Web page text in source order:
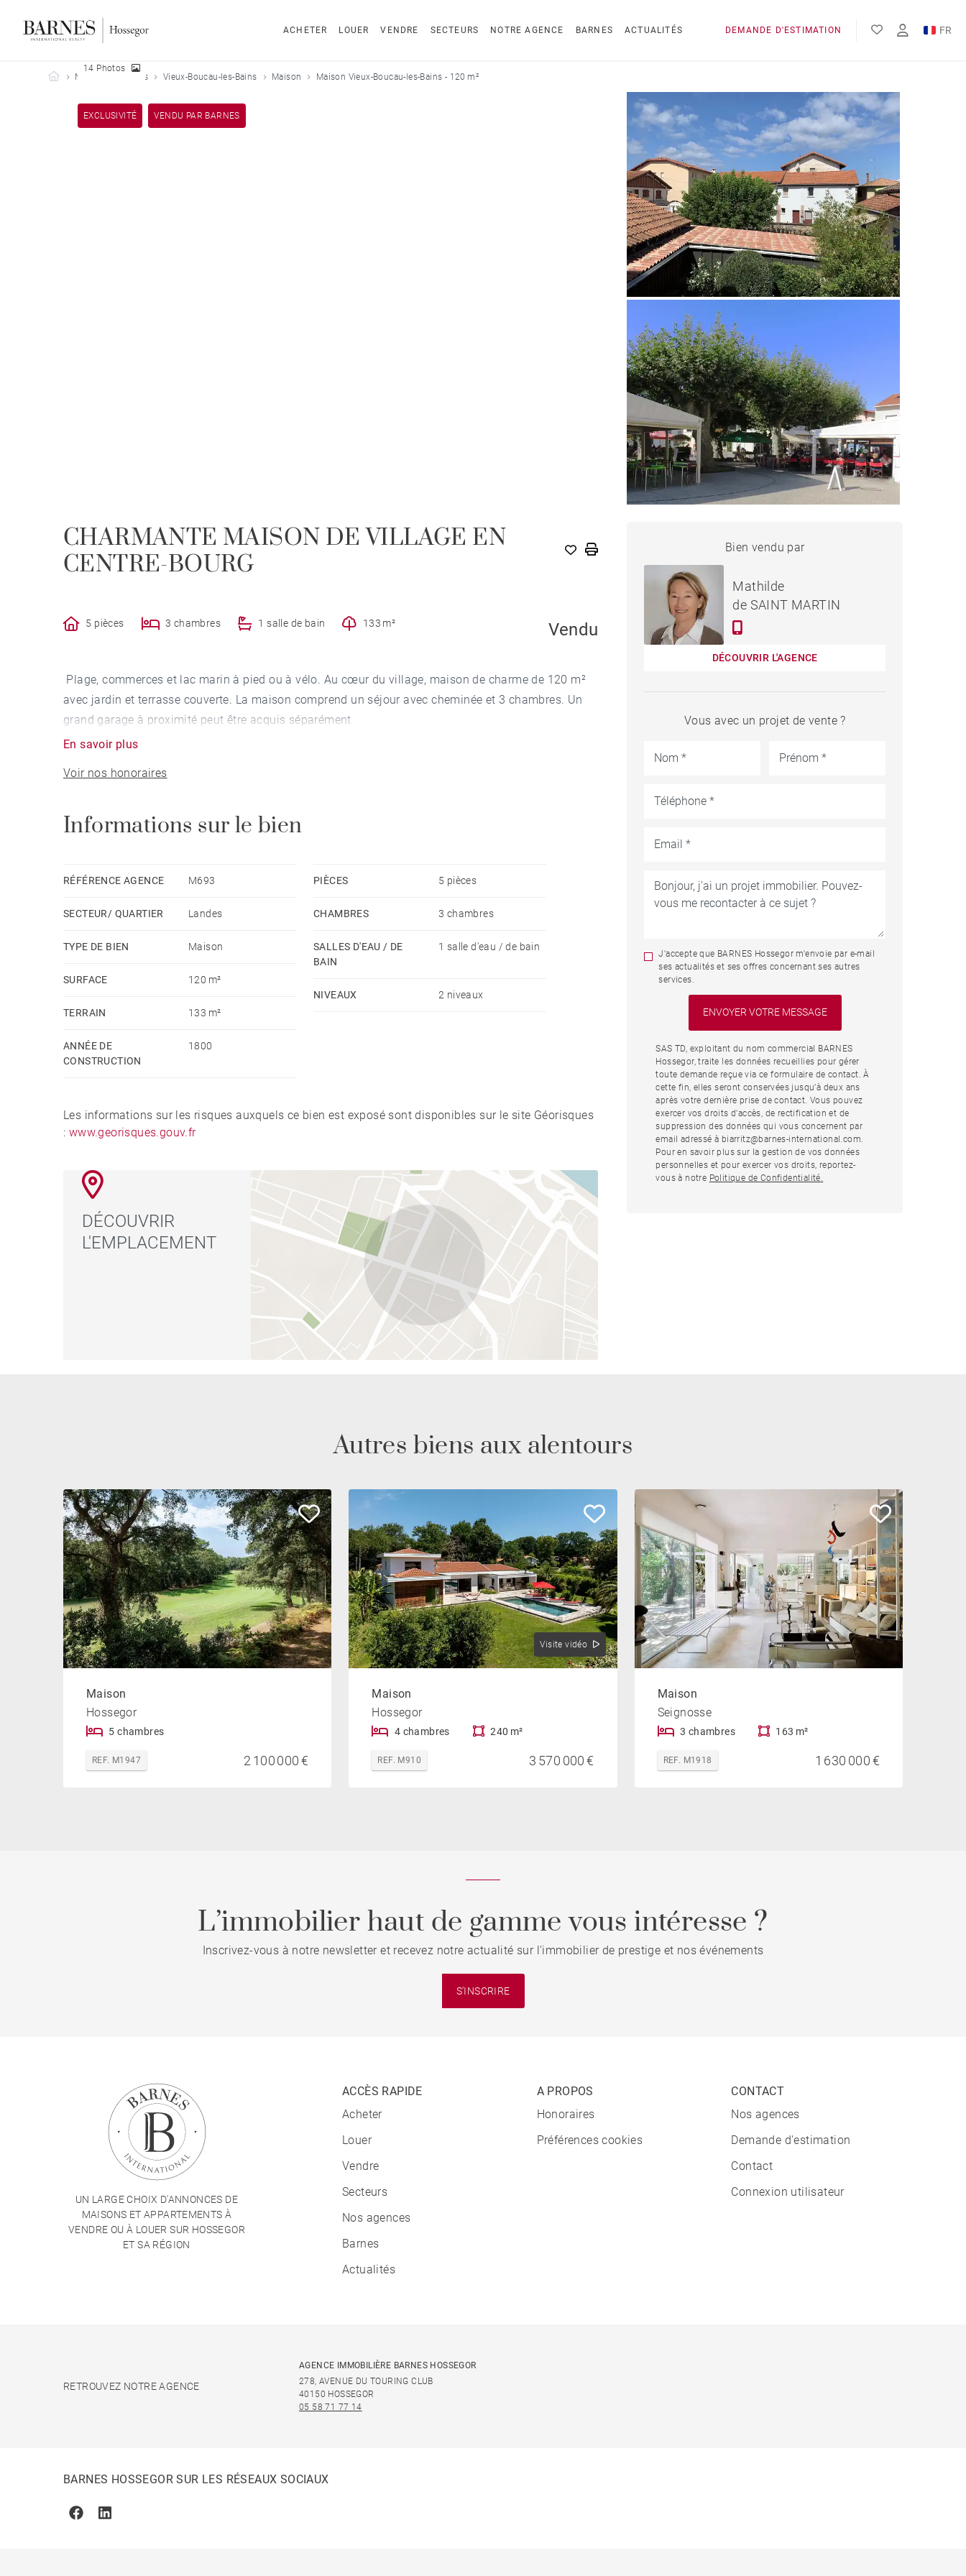
ACHETER LOUER VENDRE SECTEURS NOTRE AGENCE BARNES ACTUALITÉS DEMANDE D'ESTIMATION FR
EN
Barnes Hossegor
Nos biens vendus Vieux-Boucau-les-Bains Maison Maison Vieux-Boucau-les-Bains - 120 m²
EXCLUSIVITÉ VENDU PAR BARNES
14 Photos
CHARMANTE MAISON DE VILLAGE EN
CENTRE-BOURG
5 pièces 3 chambres 1 salle de bain 133 m² Vendu
Plage, commerces et lac marin à pied ou à vélo. Au cœur du village, maison de charme de 120 m²
avec jardin et terrasse couverte. La maison comprend un séjour avec cheminée et 3 chambres. Un
grand garage à proximité peut être acquis séparément
En savoir plus
Voir nos honoraires
Informations sur le bien
RÉFÉRENCE AGENCE M693
SECTEUR/ QUARTIER Landes
TYPE DE BIEN Maison
SURFACE 120 m²
TERRAIN 133 m²
ANNÉE DE
CONSTRUCTION
1800
PIÈCES 5 pièces
CHAMBRES 3 chambres
SALLES D'EAU / DE
BAIN
1 salle d'eau / de bain
NIVEAUX 2 niveaux
Les informations sur les risques auxquels ce bien est exposé sont disponibles sur le site Géorisques
: www.georisques.gouv.fr
DÉCOUVRIR
L'EMPLACEMENT
MAISON VIEUX-BOUCAU-
LES-BAINS - 120 M²
Bien vendu par
Mathilde
de SAINT MARTIN
DÉCOUVRIR L'AGENCE
Vous avec un projet de vente ?
J'accepte que BARNES Hossegor m'envoie par e-mail
ses actualités et ses offres concernant ses autres
services.
SAS TD, exploitant du nom commercial BARNES
Hossegor, traite les données recueillies pour gérer
toute demande reçue via ce formulaire de contact. À
cette fin, elles seront conservées jusqu’à deux ans
après votre dernière prise de contact. Vous pouvez
exercer vos droits d'accès, de rectification et de
suppression des données qui vous concernent par
email adressé à biarritz@barnes-international.com.
Pour en savoir plus sur la gestion de vos données
personnelles et pour exercer vos droits, reportez-
vous à notre Politique de Confidentialité.
Autres biens aux alentours
Maison
Hossegor
5 chambres
REF. M1947 2 100 000 €
Visite vidéo
Maison
Hossegor
4 chambres 240 m²
REF. M910 3 570 000 €
Maison
Seignosse
3 chambres 163 m²
REF. M1918 1 630 000 €
L’immobilier haut de gamme vous intéresse ?
Inscrivez-vous à notre newsletter et recevez notre actualité sur l'immobilier de prestige et nos événements
S'INSCRIRE
UN LARGE CHOIX D'ANNONCES DE
MAISONS ET APPARTEMENTS À
VENDRE OU À LOUER SUR HOSSEGOR
ET SA RÉGION
ACCÈS RAPIDE
Acheter
Louer
Vendre
Secteurs
Nos agences
Barnes
Actualités
A PROPOS
Honoraires
Préférences cookies
CONTACT
Nos agences
Demande d'estimation
Contact
Connexion utilisateur
RETROUVEZ NOTRE AGENCE
AGENCE IMMOBILIÈRE BARNES HOSSEGOR
278, AVENUE DU TOURING CLUB
40150 HOSSEGOR
05 58 71 77 14
BARNES HOSSEGOR SUR LES RÉSEAUX SOCIAUX
FacebookLinkedin